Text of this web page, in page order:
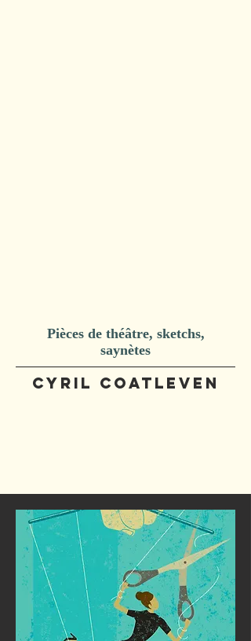
Pièces de théâtre, sketchs,
saynètes
cyril coatleven